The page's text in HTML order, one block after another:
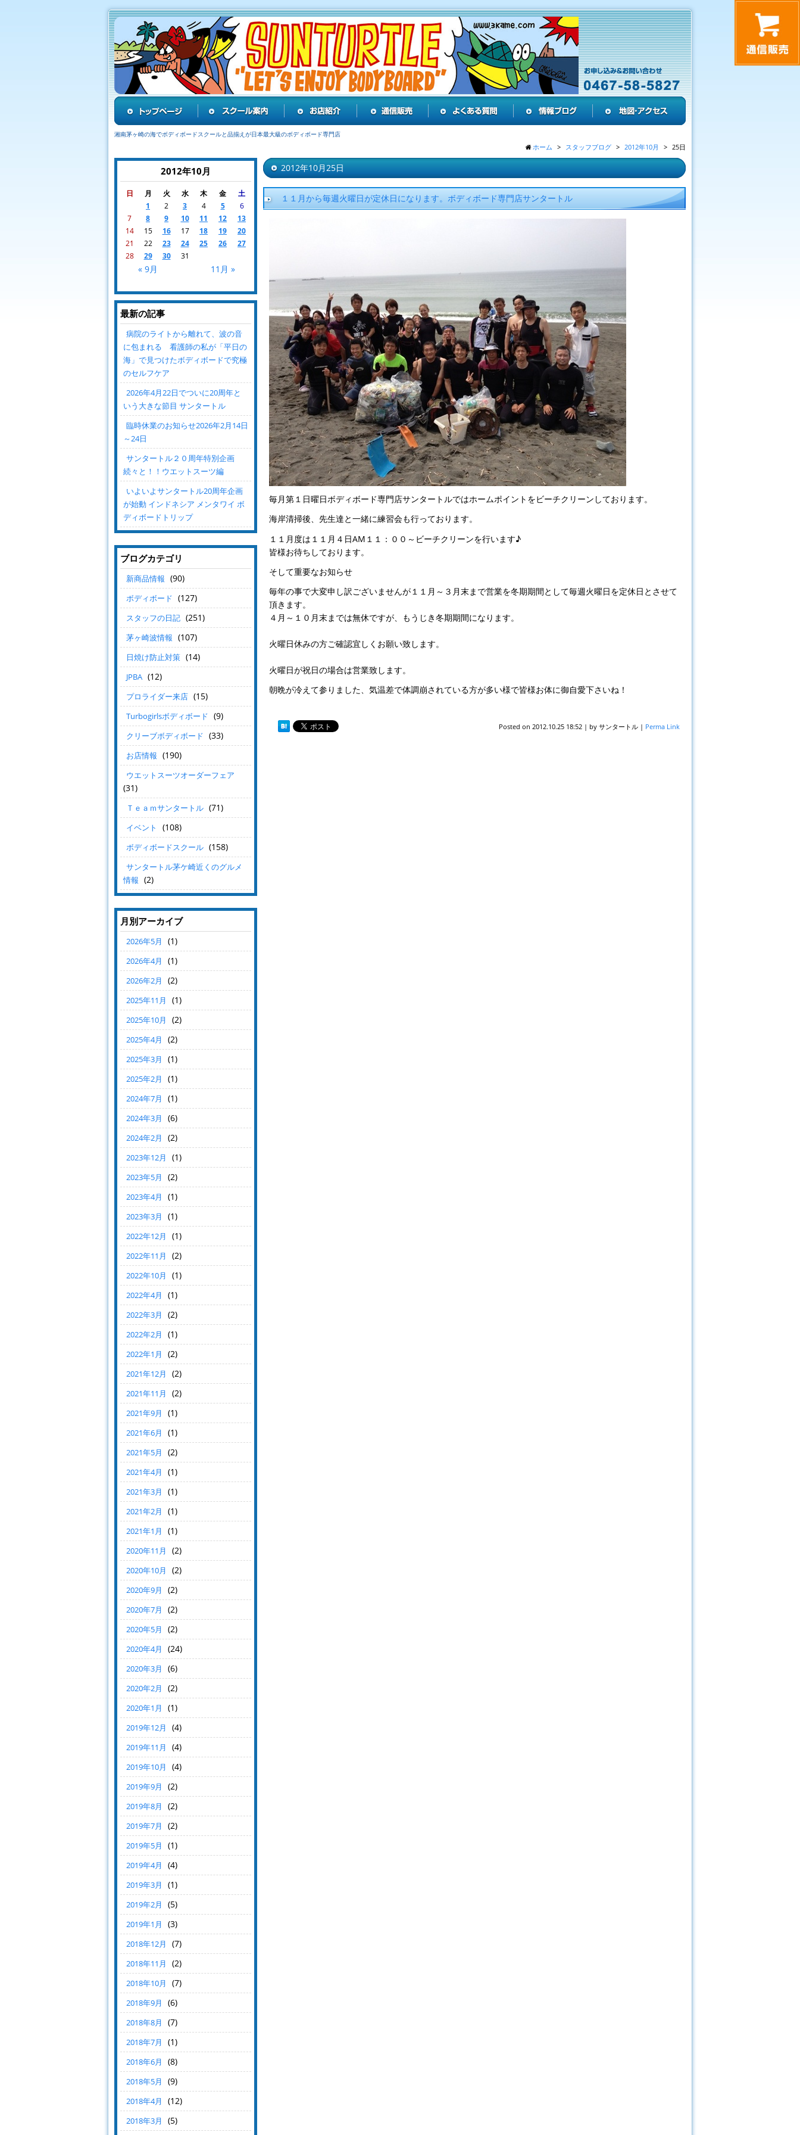
湘南茅ヶ崎の海でボディボードスクールと品揃えが日本最大級のボディボード専門店
ホーム スタッフブログ 2012年10月 25日
2012年10月25日
１１月から毎週火曜日が定休日になります。ボディボード専門店サンタートル
毎月第１日曜日ボディボード専門店サンタートルではホームポイントをビーチクリーンしております。
海岸清掃後、先生達と一緒に練習会も行っております。
１１月度は１１月４日AM１１：００～ビーチクリーンを行います♪
皆様お待ちしております。
そして重要なお知らせ
毎年の事で大変申し訳ございませんが１１月～３月末まで営業を冬期期間として毎週火曜日を定休日とさせて
頂きます。
４月～１０月末までは無休ですが、もうじき冬期期間になります。
火曜日休みの方ご確認宜しくお願い致します。
火曜日が祝日の場合は営業致します。
朝晩が冷えて参りました、気温差で体調崩されている方が多い様で皆様お体に御自愛下さいね！
Posted on 2012.10.25 18:52 | by サンタートル | Perma Link
2012年10月
日 月 火 水 木 金 土
« 9月 11月 »
1 2 3 4 5
6
7
8 9 10 11 12
13
14
15 16 17 18 19
20
21
22 23 24 25 26
27
28
29 30 31
最新の記事
病院のライトから離れて、波の音
に包まれる 看護師の私が「平日の
海」で見つけたボディボードで究極
のセルフケア
2026年4月22日でついに20周年と
いう大きな節目 サンタートル
臨時休業のお知らせ2026年2月14日
～24日
サンタートル２０周年特別企画
続々と！！ウエットスーツ編
いよいよサンタートル20周年企画
が始動 インドネシア メンタワイ ボ
ディボードトリップ
ブログカテゴリ
新商品情報 (90)
ボディボード (127)
スタッフの日記 (251)
茅ヶ崎波情報 (107)
日焼け防止対策 (14)
JPBA (12)
プロライダー来店 (15)
Turbogirlsボディボード (9)
クリーブボディボード (33)
お店情報 (190)
ウエットスーツオーダーフェア
(31)
Ｔｅａｍサンタートル (71)
イベント (108)
ボディボードスクール (158)
サンタートル茅ケ崎近くのグルメ
情報 (2)
月別アーカイブ
2026年5月 (1)
2026年4月 (1)
2026年2月 (2)
2025年11月 (1)
2025年10月 (2)
2025年4月 (2)
2025年3月 (1)
2025年2月 (1)
2024年7月 (1)
2024年3月 (6)
2024年2月 (2)
2023年12月 (1)
2023年5月 (2)
2023年4月 (1)
2023年3月 (1)
2022年12月 (1)
2022年11月 (2)
2022年10月 (1)
2022年4月 (1)
2022年3月 (2)
2022年2月 (1)
2022年1月 (2)
2021年12月 (2)
2021年11月 (2)
2021年9月 (1)
2021年6月 (1)
2021年5月 (2)
2021年4月 (1)
2021年3月 (1)
2021年2月 (1)
2021年1月 (1)
2020年11月 (2)
2020年10月 (2)
2020年9月 (2)
2020年7月 (2)
2020年5月 (2)
2020年4月 (24)
2020年3月 (6)
2020年2月 (2)
2020年1月 (1)
2019年12月 (4)
2019年11月 (4)
2019年10月 (4)
2019年9月 (2)
2019年8月 (2)
2019年7月 (2)
2019年5月 (1)
2019年4月 (4)
2019年3月 (1)
2019年2月 (5)
2019年1月 (3)
2018年12月 (7)
2018年11月 (2)
2018年10月 (7)
2018年9月 (6)
2018年8月 (7)
2018年7月 (1)
2018年6月 (8)
2018年5月 (9)
2018年4月 (12)
2018年3月
(5)